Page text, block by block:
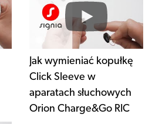
Jak wymieniać kopułkę
Click Sleeve w
aparatach słuchowych
Orion Charge&Go RIC